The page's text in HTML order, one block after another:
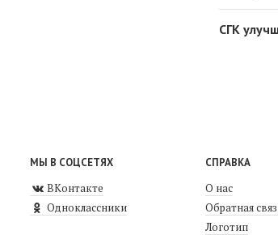
СГК
МЫ В СОЦСЕТЯХ
ВКонтакте
Одноклассники
СПРАВКА
О нас
Обратная
Логотип